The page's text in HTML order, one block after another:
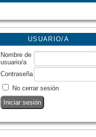
USUARIO/A
Nombre de
usuario/a
Contraseña
No cerrar sesión